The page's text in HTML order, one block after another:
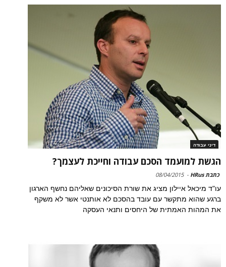
דיני עבודה
הגשת למועמד הסכם עבודה וחייכת לעצמך?
כתבת HRus -
08/04/2015
עו"ד מיכאל איילון מציג את שורת הסיכונים שאליהם נחשף הארגון
ברגע שהוא מתקשר עם עובד בהסכם לא אותנטי אשר לא משקף
את המהות האמתית של היחסים ותנאי העסקה